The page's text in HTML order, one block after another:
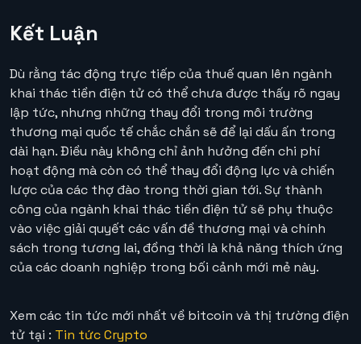
Kết Luận
Dù rằng tác động trực tiếp của thuế quan lên ngành
khai thác tiền điện tử có thể chưa được thấy rõ ngay
lập tức, nhưng những thay đổi trong môi trường
thương mại quốc tế chắc chắn sẽ để lại dấu ấn trong
dài hạn. Điều này không chỉ ảnh hưởng đến chi phí
hoạt động mà còn có thể thay đổi động lực và chiến
lược của các thợ đào trong thời gian tới. Sự thành
công của ngành khai thác tiền điện tử sẽ phụ thuộc
vào việc giải quyết các vấn đề thương mại và chính
sách trong tương lai, đồng thời là khả năng thích ứng
của các doanh nghiệp trong bối cảnh mới mẻ này.
Xem các tin tức mới nhất về bitcoin và thị trường điện
tử tại : Tin tức Crypto